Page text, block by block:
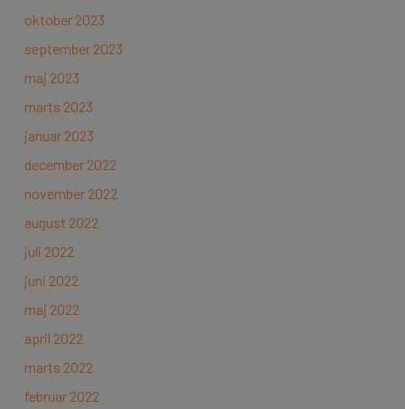
oktober 2023
september 2023
maj 2023
marts 2023
januar 2023
december 2022
november 2022
august 2022
juli 2022
juni 2022
maj 2022
april 2022
marts 2022
februar 2022